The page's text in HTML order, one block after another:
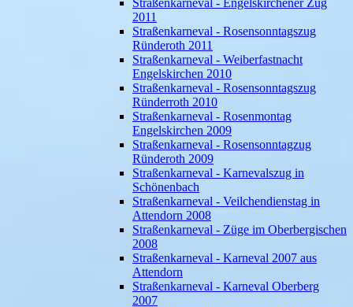
Straßenkarneval - Engelskirchener Zug
2011
Straßenkarneval - Rosensonntagszug
Ründeroth 2011
Straßenkarneval - Weiberfastnacht
Engelskirchen 2010
Straßenkarneval - Rosensonntagszug
Ründerroth 2010
Straßenkarneval - Rosenmontag
Engelskirchen 2009
Straßenkarneval - Rosensonntagzug
Ründeroth 2009
Straßenkarneval - Karnevalszug in
Schönenbach
Straßenkarneval - Veilchendienstag in
Attendorn 2008
Straßenkarneval - Züge im Oberbergischen
2008
Straßenkarneval - Karneval 2007 aus
Attendorn
Straßenkarneval - Karneval Oberberg
2007